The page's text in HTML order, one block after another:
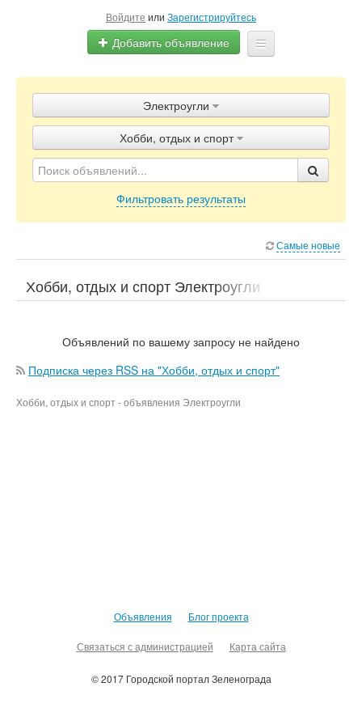
Войдите или Зарегистрируйтесь
Добавить объявление
Объявления
Блог
Электроугли
Хобби, отдых и спорт
Фильтровать результаты
Самые новые
Хобби, отдых и спорт Электроугли
Объявлений по вашему запросу не найдено
Подписка через RSS на "Хобби, отдых и спорт"
Хобби, отдых и спорт - объявления Электроугли
Объявления Блог проекта
Связаться с администрацией Карта сайта
© 2017 Городской портал Зеленограда